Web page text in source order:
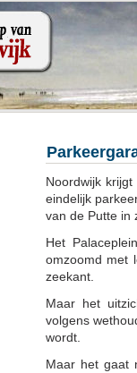
Noordwijk
eindelijk
van de Putte in
Het
omzoomd met
zeekant.
Maar het
volgens
wordt.
Maar het gaat